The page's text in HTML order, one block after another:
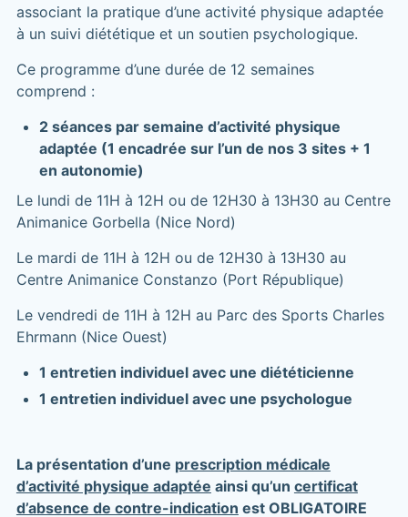
associant la pratique d’une activité physique adaptée
à un suivi diététique et un soutien psychologique.
Ce programme d’une durée de 12 semaines
comprend :
2 séances par semaine d’activité physique
adaptée (1 encadrée sur l’un de nos 3 sites + 1
en autonomie)
Le lundi de 11H à 12H ou de 12H30 à 13H30 au Centre
Animanice Gorbella (Nice Nord)
Le mardi de 11H à 12H ou de 12H30 à 13H30 au
Centre Animanice Constanzo (Port République)
Le vendredi de 11H à 12H au Parc des Sports Charles
Ehrmann (Nice Ouest)
1 entretien individuel avec une diététicienne
1 entretien individuel avec une psychologue
La présentation d’une prescription médicale
d’activité physique adaptée ainsi qu’un certificat
d’absence de contre-indication est OBLIGATOIRE